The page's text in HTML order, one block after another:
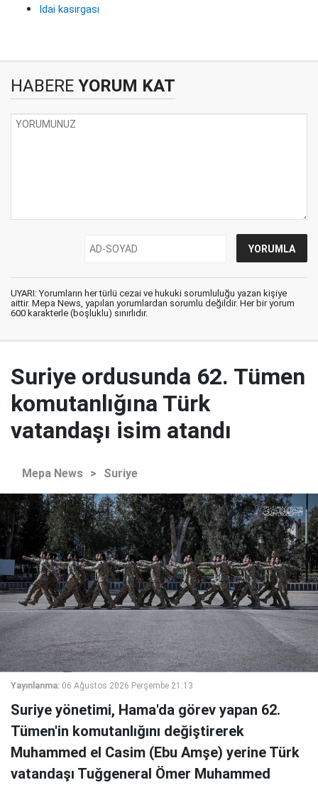
Idai kasırgası
HABERE YORUM KAT
UYARI: Yorumların her türlü cezai ve hukuki sorumluluğu yazan kişiye
aittir. Mepa News, yapılan yorumlardan sorumlu değildir. Her bir yorum
600 karakterle (boşluklu) sınırlıdır.
Suriye ordusunda 62. Tümen
komutanlığına Türk
vatandaşı isim atandı
Mepa News > Suriye
Yayınlanma: 06 Ağustos 2026 Perşembe 21:13
Suriye yönetimi, Hama'da görev yapan 62.
Tümen'in komutanlığını değiştirerek
Muhammed el Casim (Ebu Amşe) yerine Türk
vatandaşı Tuğgeneral Ömer Muhammed